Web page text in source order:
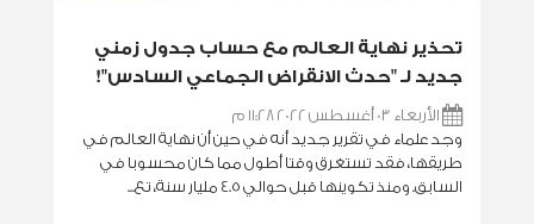
تحذير نهاية العالم مع حساب جدول زمني
جديد لـ "حدث الانقراض الجماعي السادس"!
الأربعاء 03 أغسطس 2022 11:28 م
وجد علماء في تقرير جديد أنه في حين أن نهاية العالم في
طريقها، فقد تستغرق وقتا أطول مما كان محسوبا في
السابق. ومنذ تكوينها قبل حوالي 4.5 مليار سنة، تع...